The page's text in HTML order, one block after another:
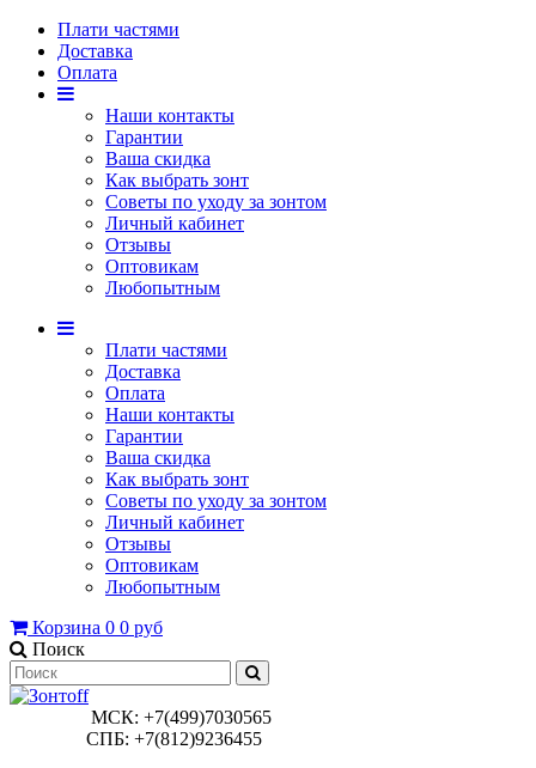
Плати частями
Доставка
Оплата
Наши контакты
Гарантии
Ваша скидка
Как выбрать зонт
Советы по уходу за зонтом
Личный кабинет
Отзывы
Оптовикам
Любопытным
Плати частями
Доставка
Оплата
Наши контакты
Гарантии
Ваша скидка
Как выбрать зонт
Советы по уходу за зонтом
Личный кабинет
Отзывы
Оптовикам
Любопытным
Корзина 0 0 руб
Поиск
МСК: +7(499)7030565
СПБ: +7(812)9236455